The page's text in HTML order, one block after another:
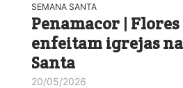
SEMANA SANTA
Penamacor |
enfeitam igrejas
Santa
20/05/2026